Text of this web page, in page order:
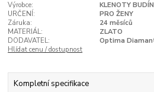
Výrobce:
KLENOTY BUDÍN
URČENÍ:
PRO ŽENY
Záruka:
24 měsíců
MATERIÁL:
ZLATO
DODAVATEL:
Optima
Hlídat cenu / dostupnost
Kompletní specifikace